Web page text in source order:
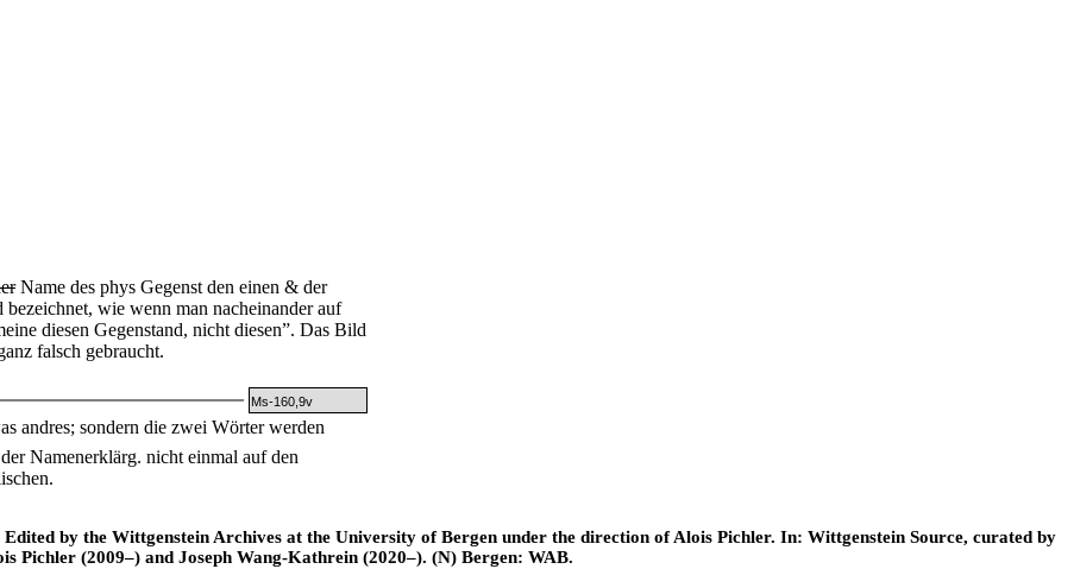
Name des phys Gegenst den einen & der
wie wenn man nacheinander auf
diesen Gegenstand, nicht diesen”. Das Bild
falsch gebraucht.
Ms-160,9v
andres; sondern die zwei Wörter werden
Namenerklärg. nicht einmal auf den
by the Wittgenstein Archives at the University of Bergen under the direction of Alois Pichler. In: Wittgenstein Source, curated by
Pichler (2009–) and Joseph Wang-Kathrein (2020–). (N) Bergen: WAB.